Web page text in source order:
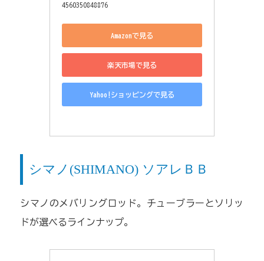
4560350848876
Amazonで見る
楽天市場で見る
Yahoo!ショッピングで見る
シマノ(SHIMANO) ソアレＢＢ
シマノのメバリングロッド。チューブラーとソリッ
ドが選べるラインナップ。